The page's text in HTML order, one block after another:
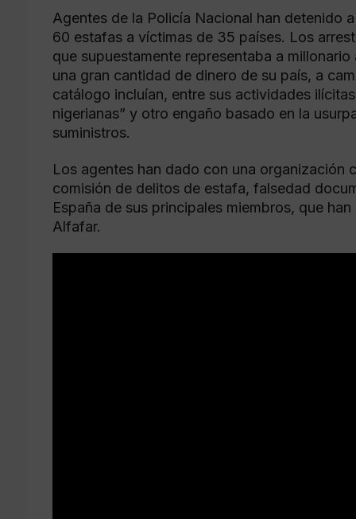
Agentes de la Policía Nacional han detenido
60 estafas a víctimas de 35 países. Los
que supuestamente representaba a
una gran cantidad de dinero de su país, a
catálogo incluían, entre sus actividades
nigerianas” y otro engaño basado en la
suministros.
Los agentes han dado con una organización
comisión de delitos de estafa, falsedad
España de sus principales miembros, que
Alfafar.